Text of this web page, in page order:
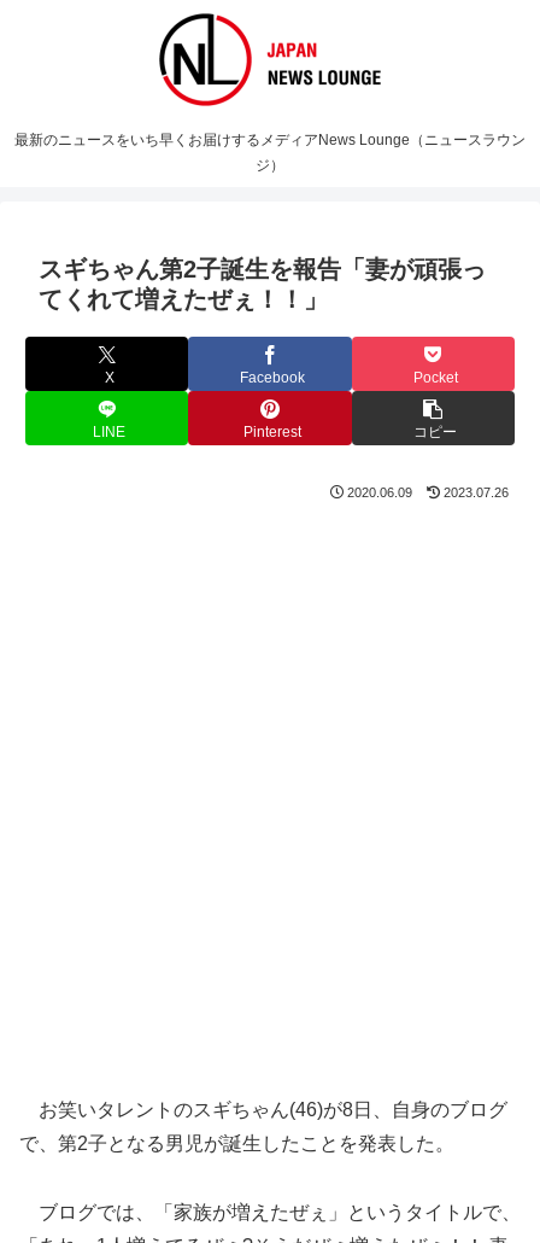
最新のニュースをいち早くお届けするメディアNews Lounge（ニュースラウン
ジ）
スギちゃん第2子誕生を報告「妻が頑張っ
てくれて増えたぜぇ！！」
X Facebook Pocket
LINE Pinterest コピー
2020.06.09 2023.07.26
お笑いタレントのスギちゃん(46)が8日、自身のブログ
で、第2子となる男児が誕生したことを発表した。
ブログでは、「家族が増えたぜぇ」というタイトルで、